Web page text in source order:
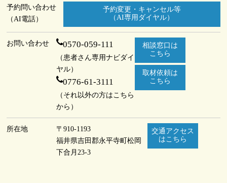
予約問い合わせ
（AI電話）
予約変更・キャンセル等
（AI専用ダイヤル）
お問い合わせ 0570-059-111
（患者さん専用ナビダイ
ヤル）
0776-61-3111
（それ以外の方はこちら
から）
相談窓口は
こちら
取材依頼は
こちら
所在地
〒910-1193
福井県吉田郡永平寺町松岡
下合月23-3
交通アクセス
はこちら